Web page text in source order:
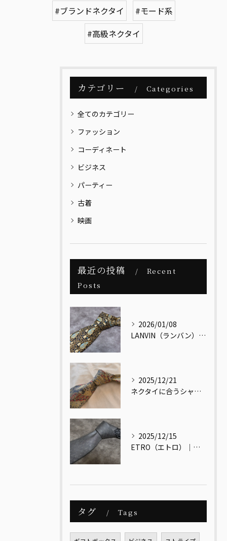
#ブランドネクタイ
#モード系
#高級ネクタイ
カテゴリー Categories
全てのカテゴリー
ファッション
コーディネート
ビジネス
パーティー
古着
映画
最近の投稿
Recent
Posts
2026/01/08
LANVIN（ランバン）｜メンズヴィンテージの視点で読み解く、最古のクチュールメゾン
2025/12/21
ネクタイに合うシャツ・合わないシャツとは？
2025/12/15
ETRO（エトロ）｜色と文化をまとう、大人のためのイタリアンエレガンス
タグ Tags